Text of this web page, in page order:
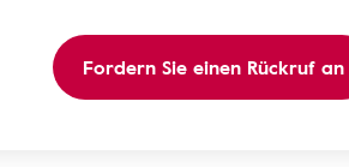
Fordern Sie einen Rückruf an